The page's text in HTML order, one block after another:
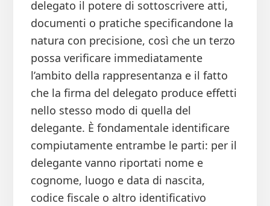
delegato il potere di sottoscrivere atti,
documenti o pratiche specificandone la
natura con precisione, così che un terzo
possa verificare immediatamente
l’ambito della rappresentanza e il fatto
che la firma del delegato produce effetti
nello stesso modo di quella del
delegante. È fondamentale identificare
compiutamente entrambe le parti: per il
delegante vanno riportati nome e
cognome, luogo e data di nascita,
codice fiscale o altro identificativo